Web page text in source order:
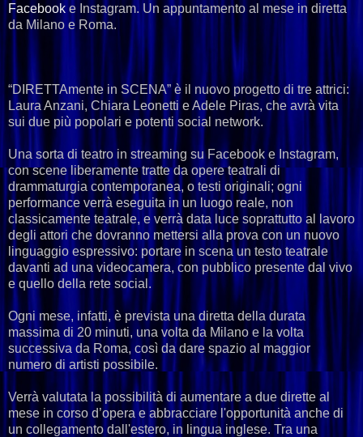
Facebook e Instagram. Un appuntamento al mese in diretta
da Milano e Roma.
“DIRETTAmente in SCENA” è il nuovo progetto di tre attrici:
Laura Anzani, Chiara Leonetti e Adele Piras, che avrà vita
sui due più popolari e potenti social network.
Una sorta di teatro in streaming su Facebook e Instagram,
con scene liberamente tratte da opere teatrali di
drammaturgia contemporanea, o testi originali; ogni
performance verrà eseguita in un luogo reale, non
classicamente teatrale, e verrà data luce soprattutto al lavoro
degli attori che dovranno mettersi alla prova con un nuovo
linguaggio espressivo: portare in scena un testo teatrale
davanti ad una videocamera, con pubblico presente dal vivo
e quello della rete social.
Ogni mese, infatti, è prevista una diretta della durata
massima di 20 minuti, una volta da Milano e la volta
successiva da Roma, così da dare spazio al maggior
numero di artisti possibile.
Verrà valutata la possibilità di aumentare a due dirette al
mese in corso d’opera e abbracciare l'opportunità anche di
un collegamento dall'estero, in lingua inglese. Tra una